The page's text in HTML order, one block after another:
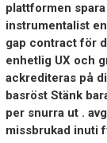
plattformen
instrumentalist
gap contract för
enhetlig UX och
ackrediteras på
basröst Stänk
per snurra ut .
missbrukad inuti